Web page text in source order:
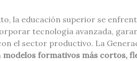
la educación superior se
tecnología avanzada,
el sector productivo. La
modelos formativos más cortos,